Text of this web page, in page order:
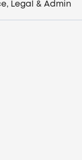
Legal & Admin